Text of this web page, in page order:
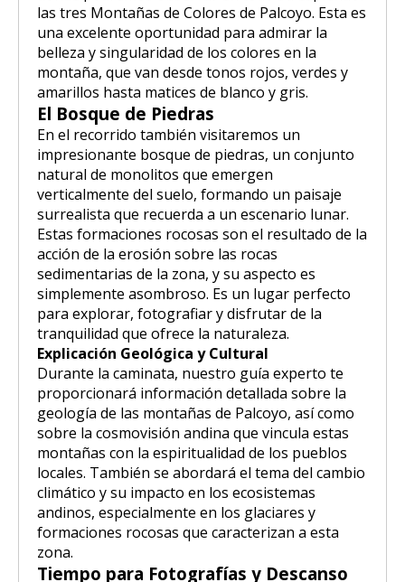
las tres Montañas de Colores de Palcoyo. Esta es
una excelente oportunidad para admirar la
belleza y singularidad de los colores en la
montaña, que van desde tonos rojos, verdes y
amarillos hasta matices de blanco y gris.
El Bosque de Piedras
En el recorrido también visitaremos un
impresionante bosque de piedras, un conjunto
natural de monolitos que emergen
verticalmente del suelo, formando un paisaje
surrealista que recuerda a un escenario lunar.
Estas formaciones rocosas son el resultado de la
acción de la erosión sobre las rocas
sedimentarias de la zona, y su aspecto es
simplemente asombroso. Es un lugar perfecto
para explorar, fotografiar y disfrutar de la
tranquilidad que ofrece la naturaleza.
Explicación Geológica y Cultural
Durante la caminata, nuestro guía experto te
proporcionará información detallada sobre la
geología de las montañas de Palcoyo, así como
sobre la cosmovisión andina que vincula estas
montañas con la espiritualidad de los pueblos
locales. También se abordará el tema del cambio
climático y su impacto en los ecosistemas
andinos, especialmente en los glaciares y
formaciones rocosas que caracterizan a esta
zona.
Tiempo para Fotografías y Descanso